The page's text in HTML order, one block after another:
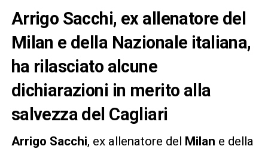
Arrigo Sacchi, ex allenatore del
Milan e della Nazionale italiana,
ha rilasciato alcune
dichiarazioni in merito alla
salvezza del Cagliari
Arrigo Sacchi, ex allenatore del Milan e della